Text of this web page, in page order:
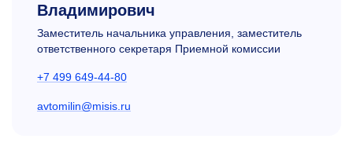
Владимирович
Заместитель начальника управления, заместитель
ответственного секретаря Приемной комиссии
+7 499 649-44-80
avtomilin@misis.ru